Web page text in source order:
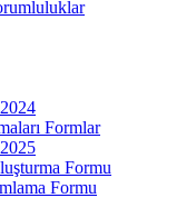
Formlar
Formu
Formu